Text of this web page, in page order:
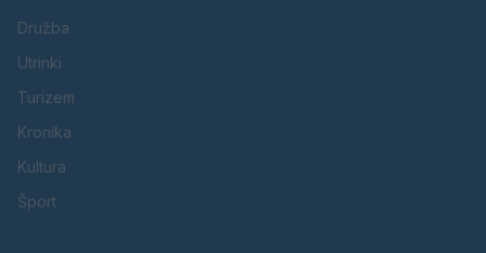
Družba
Utrinki
Turizem
Kronika
Kultura
Šport